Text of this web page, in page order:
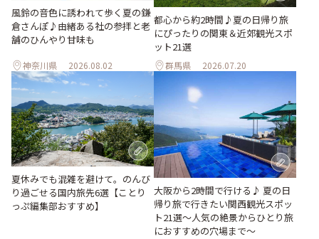
風鈴の音色に誘われて歩く夏の鎌
倉さんぽ♪由緒ある社の参拝と老
舗のひんやり甘味も
神奈川県 2026.08.02
都心から約2時間♪夏の日帰り旅
にぴったりの関東＆近郊観光スポ
ット21選
群馬県 2026.07.20
夏休みでも混雑を避けて。のんび
り過ごせる国内旅先6選【ことり
っぷ編集部おすすめ】
大阪から2時間で行ける♪ 夏の日
帰り旅で行きたい関西観光スポッ
ト21選～人気の絶景からひとり旅
におすすめの穴場まで～